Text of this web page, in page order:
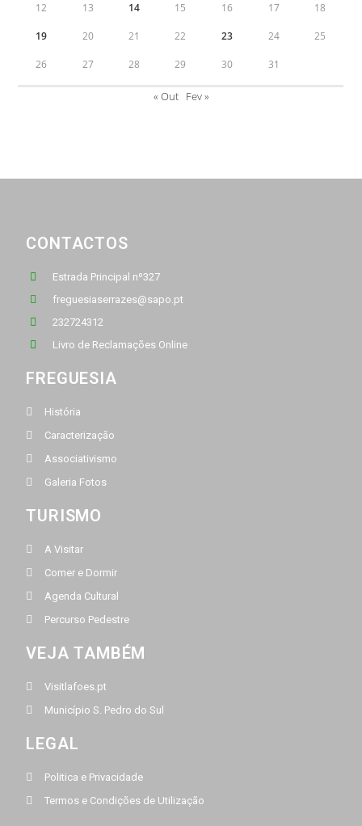
12 13 14 15 16 17 18
19 20 21 22 23 24 25
26 27 28 29 30 31
« Out Fev »
CONTACTOS
Estrada Principal nº327
freguesiaserrazes@sapo.pt
232724312
Livro de Reclamações Online
FREGUESIA
História
Caracterização
Associativismo
Galeria Fotos
TURISMO
A Visitar
Comer e Dormir
Agenda Cultural
Percurso Pedestre
VEJA TAMBÉM
Visitlafoes.pt
Município S. Pedro do Sul
LEGAL
Politica e Privacidade
Termos e Condições de Utilização